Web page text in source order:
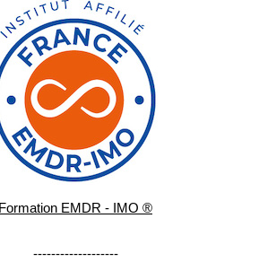
Formation EMDR - IMO ®
-------------------